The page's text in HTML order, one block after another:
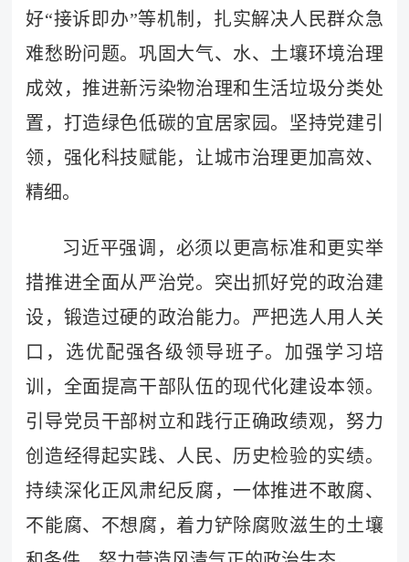
好“接诉即办”等机制，扎实解决人民群众急
难愁盼问题。巩固大气、水、土壤环境治理
成效，推进新污染物治理和生活垃圾分类处
置，打造绿色低碳的宜居家园。坚持党建引
领，强化科技赋能，让城市治理更加高效、
精细。
习近平强调，必须以更高标准和更实举
措推进全面从严治党。突出抓好党的政治建
设，锻造过硬的政治能力。严把选人用人关
口，选优配强各级领导班子。加强学习培
训，全面提高干部队伍的现代化建设本领。
引导党员干部树立和践行正确政绩观，努力
创造经得起实践、人民、历史检验的实绩。
持续深化正风肃纪反腐，一体推进不敢腐、
不能腐、不想腐，着力铲除腐败滋生的土壤